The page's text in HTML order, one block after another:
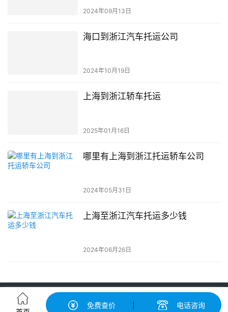
2024年09月13日
海口到浙江汽车托运公司
2024年10月19日
上海到浙江轿车托运
2025年01月16日
哪里有上海到浙江托运轿车公司
2024年05月31日
上海至浙江汽车托运多少钱
2024年06月26日
轿车托运-汽车托运价格|收费标准查询-中振汽车托运物流平台
粤ICP备2022148417号-2© 广州中振运车服务有限公司 版权所有
免费查价 电话咨询